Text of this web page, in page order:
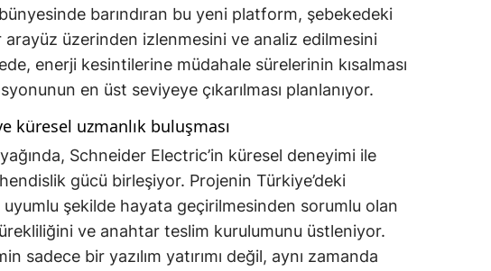
barındıran bu yeni platform, şebekedeki
üzerinden izlenmesini ve analiz edilmesini
enerji kesintilerine müdahale sürelerinin kısalması
en üst seviyeye çıkarılması planlanıyor.
küresel uzmanlık buluşması
Schneider Electric’in küresel deneyimi ile
gücü birleşiyor. Projenin Türkiye’deki
şekilde hayata geçirilmesinden sorumlu olan
ve anahtar teslim kurulumunu üstleniyor.
sadece bir yazılım yatırımı değil, aynı zamanda